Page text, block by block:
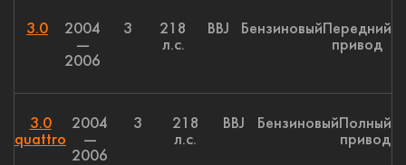
3.0
2004
—
2006
3
218
л.с.
BBJ Бензиновый Передний
привод
3.0
quattro
2004
—
2006
3
218
л.с.
BBJ Бензиновый Полный
привод